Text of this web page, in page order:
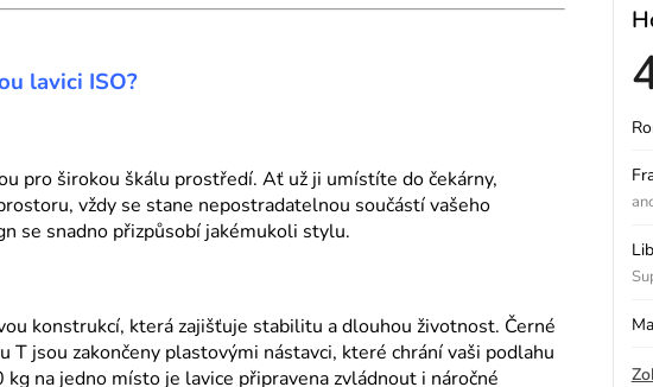
lavici ISO?
pro širokou škálu prostředí. Ať už ji umístíte do čekárny,
vždy se stane nepostradatelnou součástí vašeho
se snadno přizpůsobí jakémukoli stylu.
konstrukcí, která zajišťuje stabilitu a dlouhou životnost. Černé
T jsou zakončeny plastovými nástavci, které chrání vaši podlahu
na jedno místo je lavice připravena zvládnout i náročné
ý
p
i
s
h